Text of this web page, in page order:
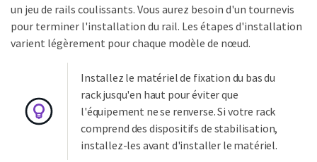
un jeu de rails coulissants. Vous aurez besoin d'un tournevis
pour terminer l'installation du rail. Les étapes d'installation
varient légèrement pour chaque modèle de nœud.
Installez le matériel de fixation du bas du
rack jusqu'en haut pour éviter que
l'équipement ne se renverse. Si votre rack
comprend des dispositifs de stabilisation,
installez-les avant d'installer le matériel.